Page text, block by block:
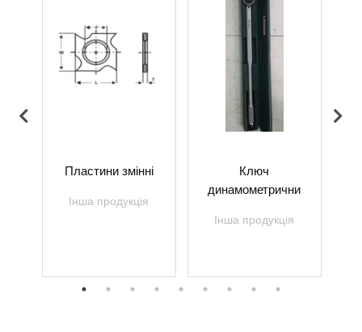
Пластини змінні
Інша продукція
Ключ
динамометрични
Інша продукція